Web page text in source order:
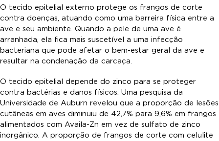
O tecido epitelial externo protege os frangos de corte
contra doenças, atuando como uma barreira física entre a
ave e seu ambiente. Quando a pele de uma ave é
arranhada, ela fica mais suscetível a uma infecção
bacteriana que pode afetar o bem-estar geral da ave e
resultar na condenação da carcaça.
O tecido epitelial depende do zinco para se proteger
contra bactérias e danos físicos. Uma pesquisa da
Universidade de Auburn revelou que a proporção de lesões
cutâneas em aves diminuiu de 42,7% para 9,6% em frangos
alimentados com Availa-Zn em vez de sulfato de zinco
inorgânico. A proporção de frangos de corte com celulite